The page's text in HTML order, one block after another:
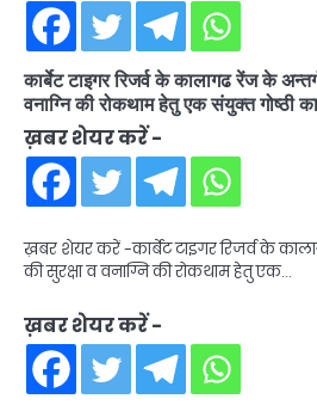
कार्बेट टाइगर रिजर्व के कालागढ रेंज के
वनाग्नि की रोकथाम हेतु एक संयुक्त गोष्ठी
ख़बर शेयर करें -
ख़बर शेयर करें -कार्बेट टाइगर रिजर्व के
की सुरक्षा व वनाग्नि की रोकथाम हेतु एक…
ख़बर शेयर करें -